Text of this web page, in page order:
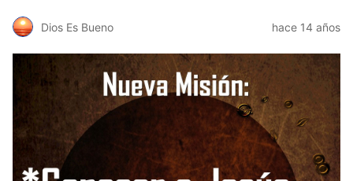
Dios Es Bueno hace 14 años